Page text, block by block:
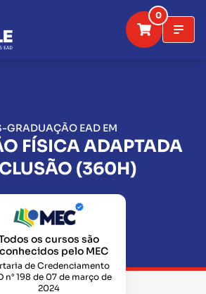
0
GRADUAÇÃO EAD EM
FÍSICA ADAPTADA
(360H)
os cursos são
pelo MEC
de Credenciamento
n° 198 de 07 de março de
2024